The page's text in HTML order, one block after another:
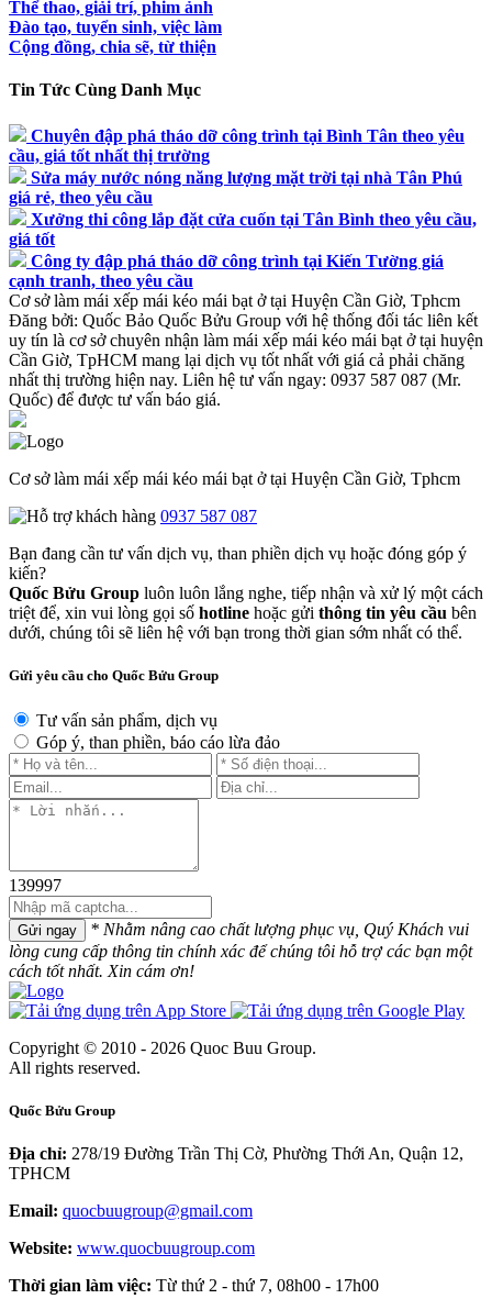
Thể thao, giải trí, phim ảnh
Đào tạo, tuyển sinh, việc làm
Cộng đồng, chia sẽ, từ thiện
Tin Tức Cùng Danh Mục
Chuyên đập phá tháo dỡ công trình tại Bình Tân theo yêu
cầu, giá tốt nhất thị trường
Sửa máy nước nóng năng lượng mặt trời tại nhà Tân Phú
giá rẻ, theo yêu cầu
Xưởng thi công lắp đặt cửa cuốn tại Tân Bình theo yêu cầu,
giá tốt
Công ty đập phá tháo dỡ công trình tại Kiến Tường giá
cạnh tranh, theo yêu cầu
Cơ sở làm mái xếp mái kéo mái bạt ở tại Huyện Cần Giờ, Tphcm
Đăng bởi: Quốc Bảo Quốc Bửu Group với hệ thống đối tác liên kết
uy tín là cơ sở chuyên nhận làm mái xếp mái kéo mái bạt ở tại huyện
Cần Giờ, TpHCM mang lại dịch vụ tốt nhất với giá cả phải chăng
nhất thị trường hiện nay. Liên hệ tư vấn ngay: 0937 587 087 (Mr.
Quốc) để được tư vấn báo giá.
Cơ sở làm mái xếp mái kéo mái bạt ở tại Huyện Cần Giờ, Tphcm
0937 587 087
Bạn đang cần tư vấn dịch vụ, than phiền dịch vụ hoặc đóng góp ý
kiến?
Quốc Bửu Group luôn luôn lắng nghe, tiếp nhận và xử lý một cách
triệt để, xin vui lòng gọi số hotline hoặc gửi thông tin yêu cầu bên
dưới, chúng tôi sẽ liên hệ với bạn trong thời gian sớm nhất có thể.
Gửi yêu cầu cho Quốc Bửu Group
Tư vấn sản phẩm, dịch vụ
Góp ý, than phiền, báo cáo lừa đảo
139997
Gửi ngay
* Nhằm nâng cao chất lượng phục vụ, Quý Khách vui
lòng cung cấp thông tin chính xác để chúng tôi hỗ trợ các bạn một
cách tốt nhất. Xin cám ơn!
Copyright © 2010 - 2026 Quoc Buu Group.
All rights reserved.
Quốc Bửu Group
Địa chỉ: 278/19 Đường Trần Thị Cờ, Phường Thới An, Quận 12,
TPHCM
Email: quocbuugroup@gmail.com
Website: www.quocbuugroup.com
Thời gian làm việc: Từ thứ 2 - thứ 7, 08h00 - 17h00